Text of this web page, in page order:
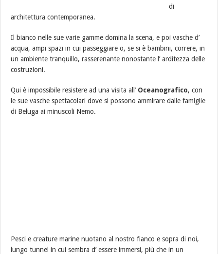
di
architettura contemporanea.
Il bianco nelle sue varie gamme domina la scena, e poi vasche d’
acqua, ampi spazi in cui passeggiare o, se si è bambini, correre, in
un ambiente tranquillo, rasserenante nonostante l’ arditezza delle
costruzioni.
Qui è impossibile resistere ad una visita all’ Oceanografico, con
le sue vasche spettacolari dove si possono ammirare dalle famiglie
di Beluga ai minuscoli Nemo.
Pesci e creature marine nuotano al nostro fianco e sopra di noi,
lungo tunnel in cui sembra d’ essere immersi, più che in un